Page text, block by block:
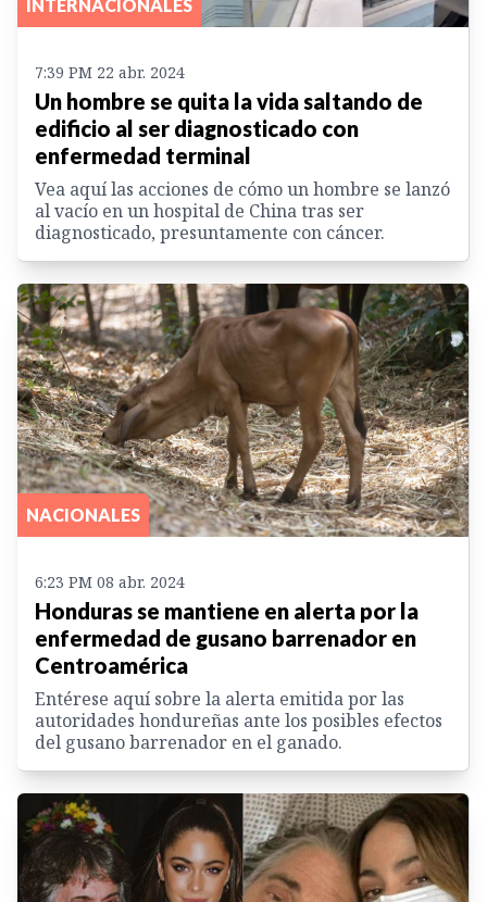
INTERNACIONALES
7:39 PM 22 abr. 2024
Un hombre se quita la vida saltando de
edificio al ser diagnosticado con
enfermedad terminal
Vea aquí las acciones de cómo un hombre se lanzó
al vacío en un hospital de China tras ser
diagnosticado, presuntamente con cáncer.
NACIONALES
6:23 PM 08 abr. 2024
Honduras se mantiene en alerta por la
enfermedad de gusano barrenador en
Centroamérica
Entérese aquí sobre la alerta emitida por las
autoridades hondureñas ante los posibles efectos
del gusano barrenador en el ganado.